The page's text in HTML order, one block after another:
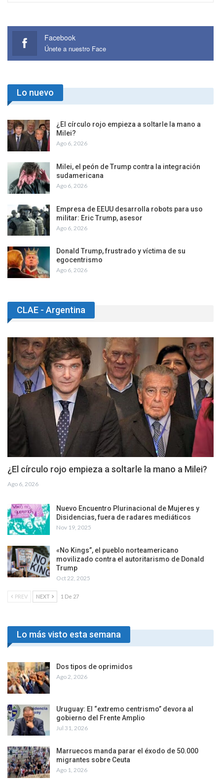
Facebook
Únete a nuestro Face
Lo nuevo
¿El círculo rojo empieza a soltarle la mano a
Milei?
Ago 6, 2026
Milei, el peón de Trump contra la integración
sudamericana
Ago 6, 2026
Empresa de EEUU desarrolla robots para uso
militar: Eric Trump, asesor
Ago 6, 2026
Donald Trump, frustrado y víctima de su
egocentrismo
Ago 6, 2026
CLAE - Argentina
¿El círculo rojo empieza a soltarle la mano a Milei?
Ago 6, 2026
Nuevo Encuentro Plurinacional de Mujeres y
Disidencias, fuera de radares mediáticos
Nov 19, 2025
«No Kings”, el pueblo norteamericano
movilizado contra el autoritarismo de Donald
Trump
Oct 22, 2025
PREV NEXT 1 De 27
Lo más visto esta semana
Dos tipos de oprimidos
Ago 2, 2026
Uruguay: El “extremo centrismo” devora al
gobierno del Frente Amplio
Jul 31, 2026
Marruecos manda parar el éxodo de 50.000
migrantes sobre Ceuta
Ago 1, 2026